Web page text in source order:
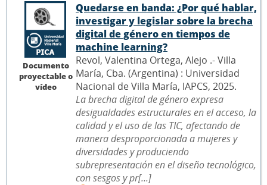
Documento
proyectable o
vídeo
Quedarse en banda: ¿Por qué hablar,
investigar y legislar sobre la brecha
digital de género en tiempos de
machine learning?
Revol, Valentina Ortega, Alejo .- Villa
María, Cba. (Argentina) : Universidad
Nacional de Villa María, IAPCS, 2025.
La brecha digital de género expresa
desigualdades estructurales en el acceso, la
calidad y el uso de las TIC, afectando de
manera desproporcionada a mujeres y
diversidades y produciendo
subrepresentación en el diseño tecnológico,
con sesgos y pr[...]